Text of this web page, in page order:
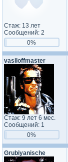
Стаж: 13 лет
Сообщений: 2
0%
vasiloffmaster
Стаж: 9 лет 6 мес.
Сообщений: 1
0%
Grubiyanische